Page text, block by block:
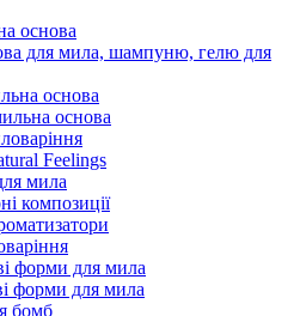
основа
для мила, шампуню, гелю для
основа
основа
Feelings
мила
композиції
форми для мила
форми для мила
бомб